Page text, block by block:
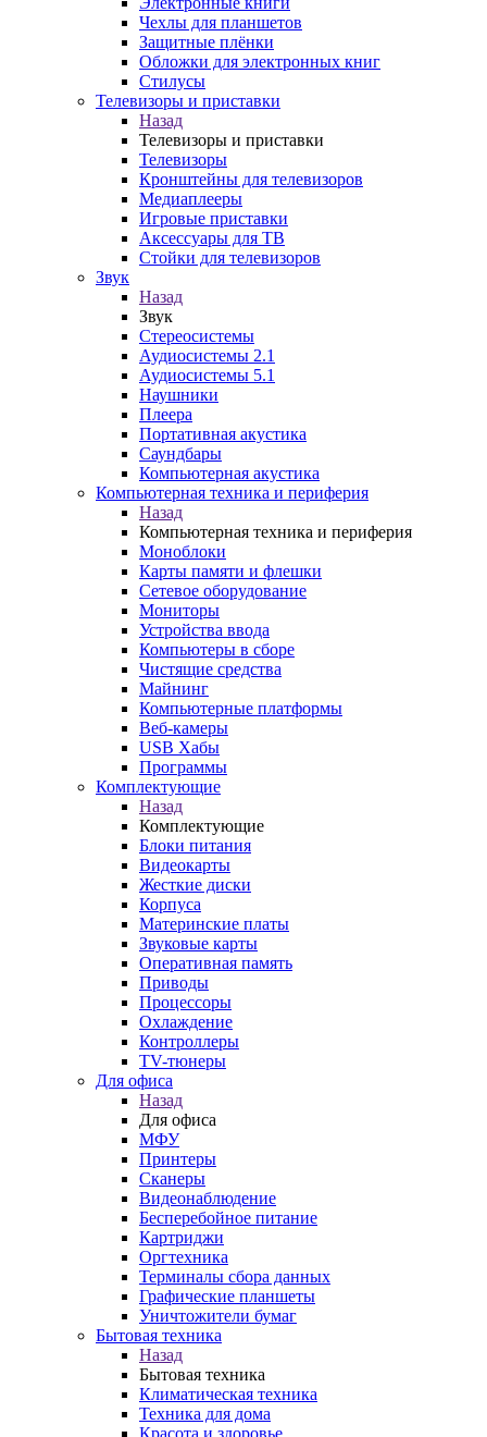
Чехлы для планшетов
Защитные плёнки
Обложки для электронных книг
Стилусы
Телевизоры и приставки
Назад
Телевизоры и приставки
Телевизоры
Кронштейны для телевизоров
Медиаплееры
Игровые приставки
Аксессуары для ТВ
Стойки для телевизоров
Звук
Назад
Звук
Стереосистемы
Аудиосистемы 2.1
Аудиосистемы 5.1
Наушники
Плеера
Портативная акустика
Саундбары
Компьютерная акустика
Компьютерная техника и периферия
Назад
Компьютерная техника и периферия
Моноблоки
Карты памяти и флешки
Сетевое оборудование
Мониторы
Устройства ввода
Компьютеры в сборе
Чистящие средства
Майнинг
Компьютерные платформы
Веб-камеры
USB Хабы
Программы
Комплектующие
Назад
Комплектующие
Блоки питания
Видеокарты
Жесткие диски
Корпуса
Материнские платы
Звуковые карты
Оперативная память
Приводы
Процессоры
Охлаждение
Контроллеры
TV-тюнеры
Для офиса
Назад
Для офиса
МФУ
Принтеры
Сканеры
Видеонаблюдение
Бесперебойное питание
Картриджи
Оргтехника
Терминалы сбора данных
Графические планшеты
Уничтожители бумаг
Бытовая техника
Назад
Бытовая техника
Климатическая техника
Техника для дома
Красота и здоровье